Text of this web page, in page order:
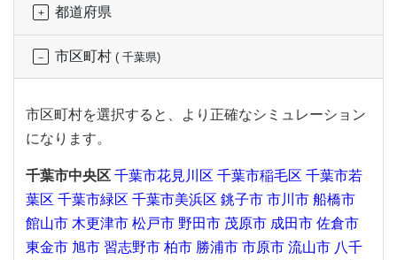
都道府県
市区町村 ( 千葉県)
市区町村を選択すると、より正確なシミュレーション
になります。
千葉市中央区 千葉市花見川区 千葉市稲毛区 千葉市若
葉区 千葉市緑区 千葉市美浜区 銚子市 市川市 船橋市
館山市 木更津市 松戸市 野田市 茂原市 成田市 佐倉市
東金市 旭市 習志野市 柏市 勝浦市 市原市 流山市 八千